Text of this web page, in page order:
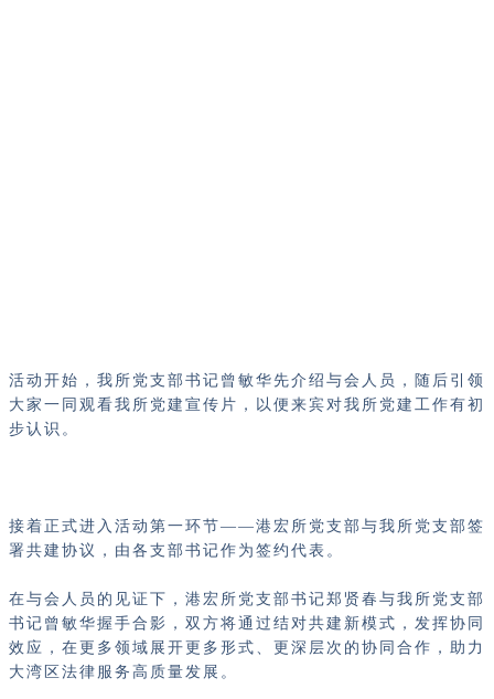
活动开始，我所党支部书记曾敏华先介绍与会人员，随后引领
大家一同观看我所党建宣传片，以便来宾对我所党建工作有初
步认识。
接着正式进入活动第一环节——港宏所党支部与我所党支部签
署共建协议，由各支部书记作为签约代表。
在与会人员的见证下，港宏所党支部书记郑贤春与我所党支部
书记曾敏华握手合影，双方将通过结对共建新模式，发挥协同
效应，在更多领域展开更多形式、更深层次的协同合作，助力
大湾区法律服务高质量发展。